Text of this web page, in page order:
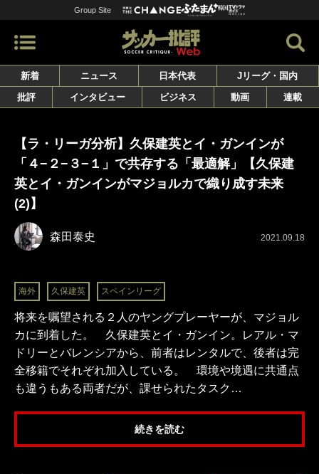
Group Site
新着 ニュース 日本代表
Jリーグ・国内
批評
インタビュー ビジネス 動画 連載
【ラ・リーガ分析】久保建英とイ・ガンインが
「４−２−３−１」で共存する「最適解」【久保建
英とイ・ガンインがマジョルカで織り成す未来
(2)】
森田泰史 2021.09.18
海外 久保建英 スペインリーグ
将来を嘱望される２人のヤングプレーヤーが、マジョル
カに到着した。 久保建英とイ・ガンイン。レアル・マ
ドリーとバレンシアから、前者はレンタルで、後者は完
全移籍でそれぞれ加入している。 環境や境遇に共通点
も違うもある両者だが、課せられたタスク…
続きを読む